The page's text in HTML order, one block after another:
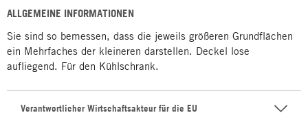
ALLGEMEINE INFORMATIONEN
Sie sind so bemessen, dass die jeweils größeren Grundflächen
ein Mehrfaches der kleineren darstellen. Deckel lose
aufliegend. Für den Kühlschrank.
Verantwortlicher Wirtschaftsakteur für die EU